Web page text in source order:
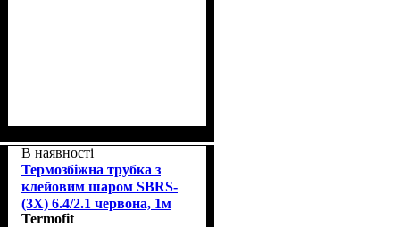
В наявності
Термозбіжна трубка з
клейовим шаром SBRS-
(3X) 6.4/2.1 червона, 1м
Termofit